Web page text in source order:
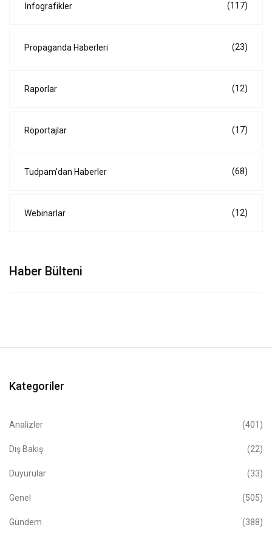
İnfografikler (117)
Propaganda Haberleri (23)
Raporlar (12)
Röportajlar (17)
Tudpam'dan Haberler (68)
Webinarlar (12)
Haber Bülteni
Kategoriler
Analizler (401)
Dış Bakış (22)
Duyurular (33)
Genel (505)
Gündem (388)